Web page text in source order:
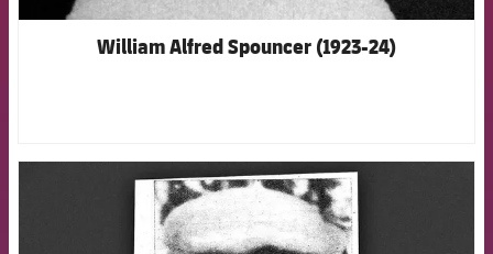
William Alfred Spouncer (1923-24)
FCB Barcelona badge